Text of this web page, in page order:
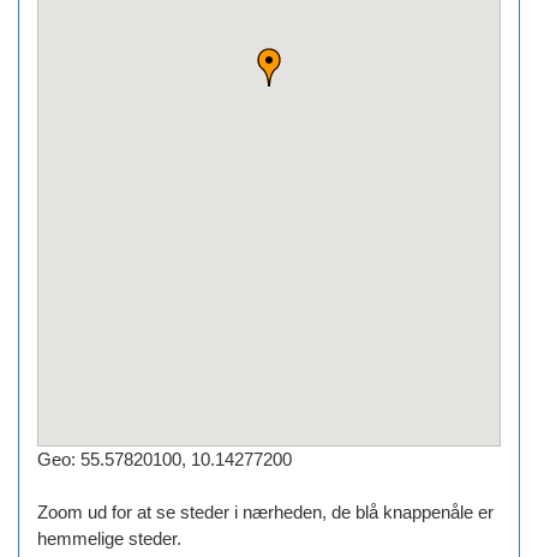
Geo: 55.57820100, 10.14277200
Zoom ud for at se steder i nærheden, de blå knappenåle er
hemmelige steder.